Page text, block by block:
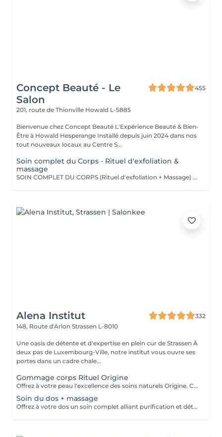
Concept Beauté - Le
Salon
455
201, route de Thionville Howald L-5885
Bienvenue chez Concept Beauté L'Expérience Beauté & Bien-
Être à Howald Hesperange Installé depuis juin 2024 dans nos
tout nouveaux locaux au Centre S...
Soin complet du Corps - Rituel d'exfoliation &
massage
SOIN COMPLET DU CORPS (Rituel d'exfoliation + Massage) Un soin divin combinant un gommage doux et un massage relaxant pour une peau sublimée et un corps détendu. L'exfoliation, réalisée avec le Body Strategist Scrub de Comfort Zone, élimine les cellules mortes, affine le grain de peau et prépare à l'absorption des actifs hydratants. Le massage qui suit nourrit et apaise la peau grâce aux textures veloutées et aux actifs régénérants des huiles de soin Comfort Zone, pour une sensation de bien-être absolu.
Alena Institut
332
148, Route d'Arlon Strassen L-8010
Une oasis de détente et d'expertise en plein cur de Strassen À
deux pas de Luxembourg-Ville, notre institut vous ouvre ses
portes dans un cadre chale...
Gommage corps Rituel Origine
Offrez à votre peau l'excellence des soins naturels Origine. Ce gommage exfolie délicatement grâce à des textures raffinées et des ingrédients sélectionnés pour leur pureté. Il lisse le grain de peau, réveille l'éclat naturel et enveloppe le corps d'un parfum subtil et sensoriel. Un rituel d'exception qui laisse la peau incroyablement douce, soyeuse et lumineuse, prête à recevoir tous les bienfaits des soins suivants.
Soin du dos + massage
Offrez à votre dos un soin complet alliant purification et détente profonde. Ce rituel associe un nettoyage expert, une exfoliation raffinée et des manuvres relaxantes pour libérer les tensions. La peau est purifiée, douce et lumineuse, tandis que le corps retrouve une sensation de confort absolu. Un moment précieux qui allie efficacité et bien-être.